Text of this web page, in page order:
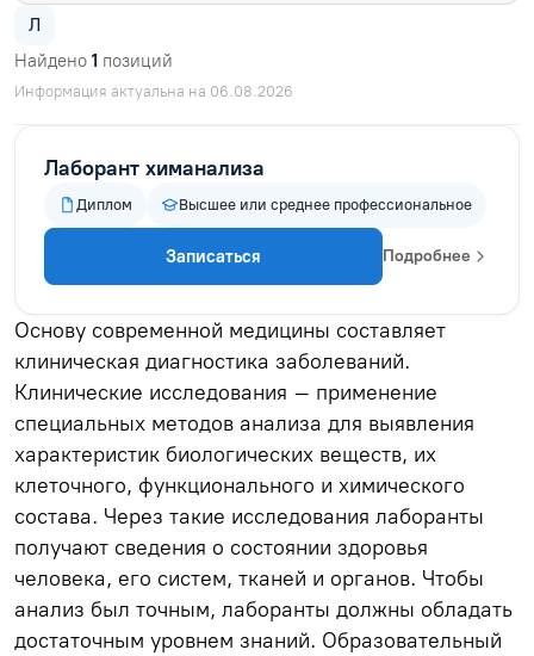
Л
Найдено 1 позиций
Информация актуальна на 06.08.2026
Лаборант химанализа
Диплом Высшее или среднее профессиональное
Записаться Подробнее
Основу современной медицины составляет
клиническая диагностика заболеваний.
Клинические исследования – применение
специальных методов анализа для выявления
характеристик биологических веществ, их
клеточного, функционального и химического
состава. Через такие исследования лаборанты
получают сведения о состоянии здоровья
человека, его систем, тканей и органов. Чтобы
анализ был точным, лаборанты должны обладать
достаточным уровнем знаний. Образовательный